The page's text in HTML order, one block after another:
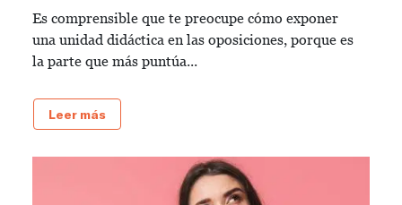
Es comprensible que te preocupe cómo exponer
una unidad didáctica en las oposiciones, porque es
la parte que más puntúa...
Leer más